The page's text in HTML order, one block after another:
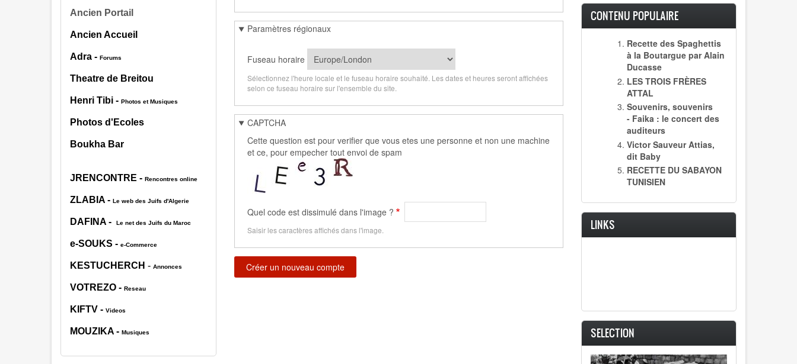
Ancien Portail
Ancien Accueil
Adra - Forums
Theatre de Breitou
Henri Tibi - Photos et Musiques
Photos d'Ecoles
Boukha Bar
JRENCONTRE - Rencontres online
ZLABIA - Le web des Juifs d'Algerie
DAFINA - Le net des Juifs du Maroc
e-SOUKS - e-Commerce
KESTUCHERCH - Annonces
VOTREZO - Reseau
KIFTV - Videos
MOUZIKA - Musiques
Paramètres régionaux
Fuseau horaire
Sélectionnez l'heure locale et le fuseau horaire souhaité. Les dates et heures seront affichées
selon ce fuseau horaire sur l'ensemble du site.
CAPTCHA
Cette question est pour verifier que vous etes une personne et non une machine
et ce, pour empecher tout envoi de spam
Quel code est dissimulé dans l'image ?
Saisir les caractères affichés dans l'image.
CONTENU POPULAIRE
Recette des Spaghettis
à la Boutargue par Alain
Ducasse
LES TROIS FRÈRES
ATTAL
Souvenirs, souvenirs
- Faika : le concert des
auditeurs
Victor Sauveur Attias,
dit Baby
RECETTE DU SABAYON
TUNISIEN
LINKS
SELECTION